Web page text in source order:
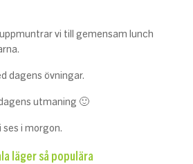
vi till gemensam lunch
dagens övningar.
utmaning 🙂
ses i morgon.
läger så populära